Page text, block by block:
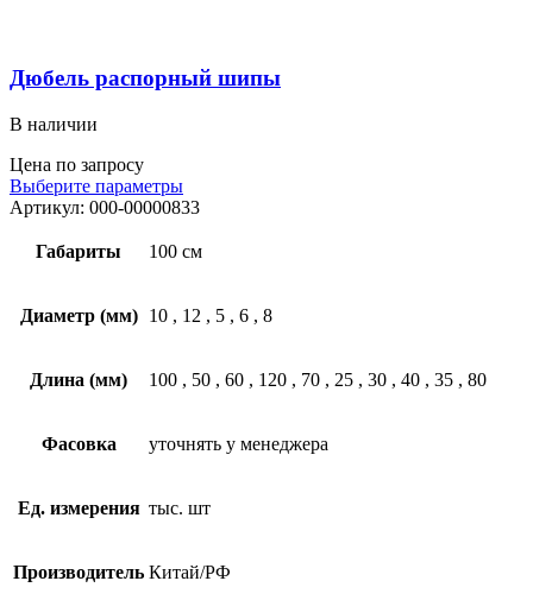
Дюбель распорный шипы
В наличии
Цена по запросу
Выберите параметры
Артикул: 000-00000833
Габариты 100 см
Диаметр (мм) 10 , 12 , 5 , 6 , 8
Длина (мм) 100 , 50 , 60 , 120 , 70 , 25 , 30 , 40 , 35 , 80
Фасовка уточнять у менеджера
Ед. измерения тыс. шт
Производитель Китай/РФ